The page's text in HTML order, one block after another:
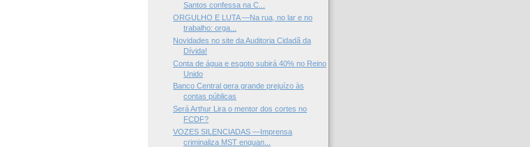
Santos confessa na C...
ORGULHO E LUTA —Na rua, no lar e no
trabalho: orga...
Novidades no site da Auditoria Cidadã da
Dívida!
Conta de água e esgoto subirá 40% no Reino
Unido
Banco Central gera grande prejuízo às
contas públicas
Será Arthur Lira o mentor dos cortes no
FCDF?
VOZES SILENCIADAS —Imprensa
criminaliza MST enquan...